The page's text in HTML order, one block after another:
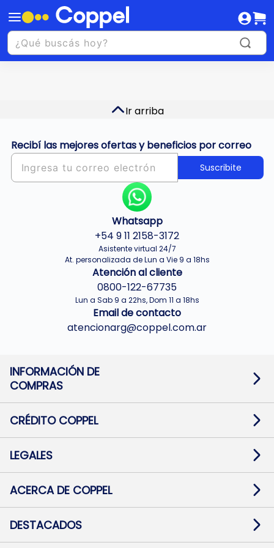
Ir arriba
Recibí las mejores ofertas y beneficios por correo
Suscribite
Whatsapp
+54 9 11 2158-3172
Asistente virtual 24/7
At. personalizada de Lun a Vie 9 a 18hs
Atención al cliente
0800-122-67735
Lun a Sab 9 a 22hs, Dom 11 a 18hs
Email de contacto
atencionarg@coppel.com.ar
INFORMACIÓN DE
COMPRAS
Términos y condiciones
Botón de arrepentimiento
Mapa de sitio
CRÉDITO COPPEL
Solicitar Crédito
Medios de Pago
Pago Fácil Online
LEGALES
Baja contratos
Defensa al consumidor CABA
ACERCA DE COPPEL
Trabajá con Nosotros
Preguntas Frecuentes
DESTACADOS